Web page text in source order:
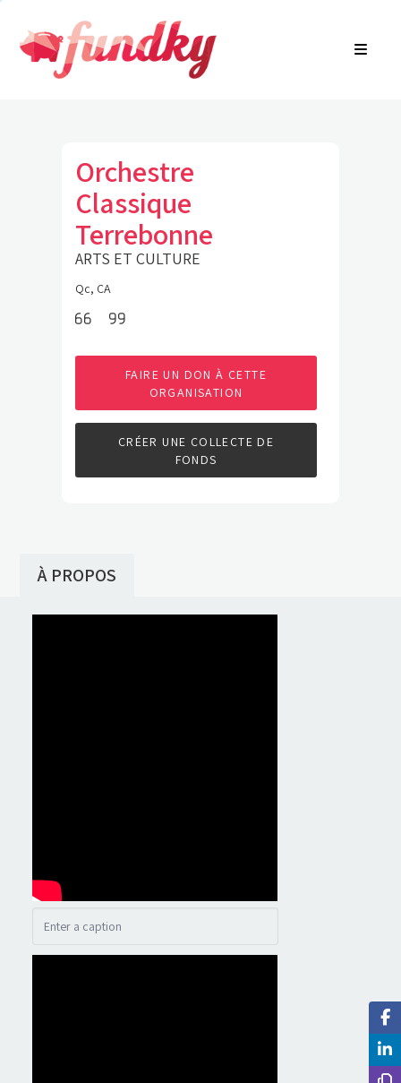
Connexion
Orchestre
Classique
Terrebonne
ARTS ET CULTURE
Qc, CA
FAIRE UN DON À CETTE
ORGANISATION
CRÉER UNE COLLECTE DE
FONDS
À PROPOS